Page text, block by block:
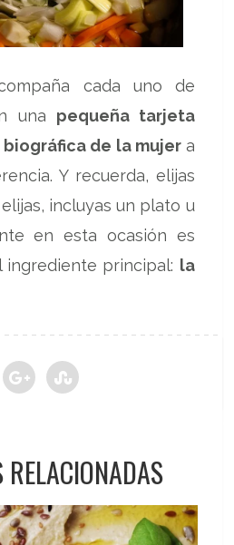
cada uno de
una pequeña tarjeta
de la mujera
Y recuerda, elijas
incluyas un plato u
en esta ocasión es
ingrediente principal: la
RELACIONADAS